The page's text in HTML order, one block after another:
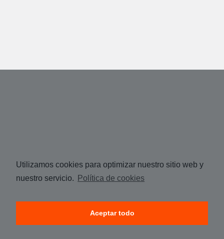
Utilizamos cookies para optimizar nuestro sitio web y
nuestro servicio.
Política de cookies
Aceptar todo